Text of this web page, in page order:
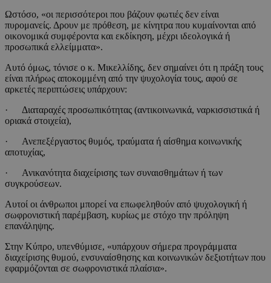
Ωστόσο, «οι περισσότεροι που βάζουν φωτιές δεν είναι
πυρομανείς. Δρουν με πρόθεση, με κίνητρα που κυμαίνονται από
οικονομικά συμφέροντα και εκδίκηση, μέχρι ιδεολογικά ή
προσωπικά ελλείμματα».
Αυτό όμως, τόνισε ο κ. Μικελλίδης, δεν σημαίνει ότι η πράξη τους
είναι πλήρως αποκομμένη από την ψυχολογία τους, αφού σε
αρκετές περιπτώσεις υπάρχουν:
· Διαταραχές προσωπικότητας (αντικοινωνικά, ναρκισσιστικά ή
οριακά στοιχεία),
· Ανεπεξέργαστος θυμός, τραύματα ή αίσθημα κοινωνικής
αποτυχίας,
· Ανικανότητα διαχείρισης των συναισθημάτων ή των
συγκρούσεων.
Αυτοί οι άνθρωποι μπορεί να επωφεληθούν από ψυχολογική ή
σωφρονιστική παρέμβαση, κυρίως με στόχο την πρόληψη
επανάληψης.
Στην Κύπρο, υπενθύμισε, «υπάρχουν σήμερα προγράμματα
διαχείρισης θυμού, ενσυναίσθησης και κοινωνικών δεξιοτήτων που
εφαρμόζονται σε σωφρονιστικά πλαίσια».